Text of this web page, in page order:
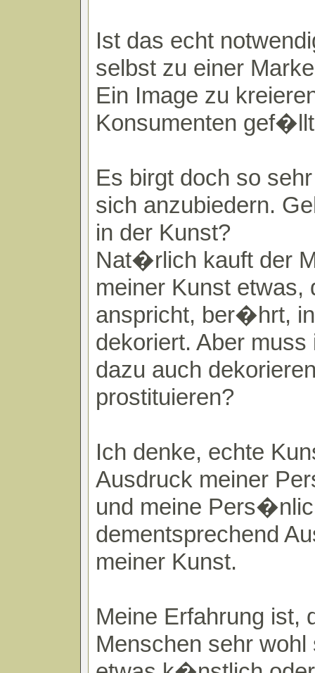
Ist das echt
selbst zu einer
Ein Image zu
Konsumenten
Es birgt doch so
sich anzubiedern.
in der Kunst?
Nat�rlich kauft der
meiner Kunst etwas,
anspricht, ber�hrt,
dekoriert. Aber muss
dazu auch
prostituieren?
Ich denke, echte
Ausdruck meiner
und meine
dementsprechend
meiner Kunst.
Meine Erfahrung ist,
Menschen sehr